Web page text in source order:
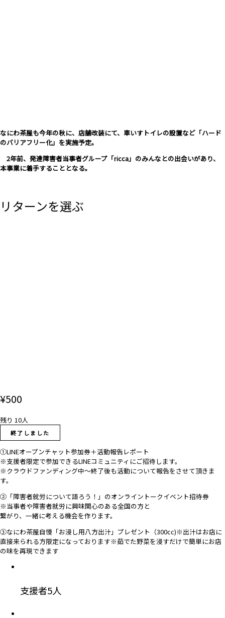
なにわ茶屋も今年の秋に、店舗改装にて、車いすトイレの設置など「ハード
のバリアフリー化」を実施予定。
2年前、発達障害者当事者グループ「ricca」のみんなとの出会いがあり、
本事業に着手することとなる。
リターンを選ぶ
¥500
残り 10人
終了しました
①LINEオープンチャット参加券＋活動報告レポート
※支援者限定で参加できるLINEコミュニティにご招待します。
※クラウドファンディング中～終了後も活動について報告をさせて頂きま
す。
②「障害者就労について語ろう！」のオンライントークイベント招待券
※当事者や障害者就労に興味関心のある全国の方と
繋がり、一緒に考える機会を作ります。
③なにわ茶屋自慢「お浸し用八方出汁」プレゼント（300cc)※出汁はお店に
直接来られる方限定になっております※茹でた野菜を浸すだけで簡単にお店
の味を再現できます
支援者5人